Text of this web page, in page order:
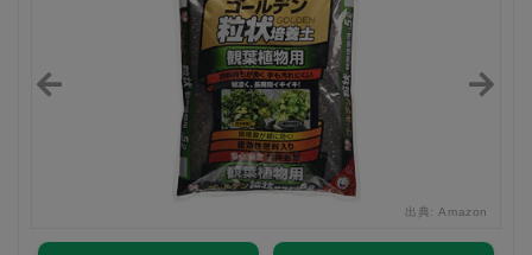
出典: Amazon